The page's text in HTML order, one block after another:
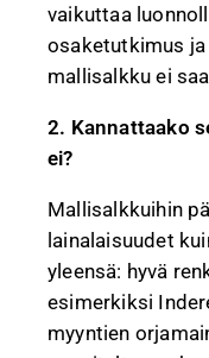
vaikuttaa
osaketutkimus
mallisalkku ei
2. Kannattaako
ei?
Mallisalkkuihin
lainalaisuudet
yleensä: hyvä
esimerkiksi
myyntien